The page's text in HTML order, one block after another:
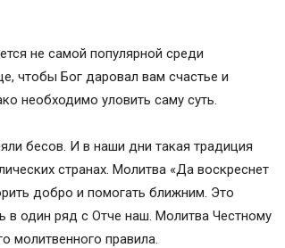
не самой популярной среди
чтобы Бог даровал вам счастье и
необходимо уловить саму суть.
бесов. И в наши дни такая традиция
странах. Молитва «Да воскреснет
добро и помогать ближним. Это
в один ряд с Отче наш. Молитва Честному
молитвенного правила.